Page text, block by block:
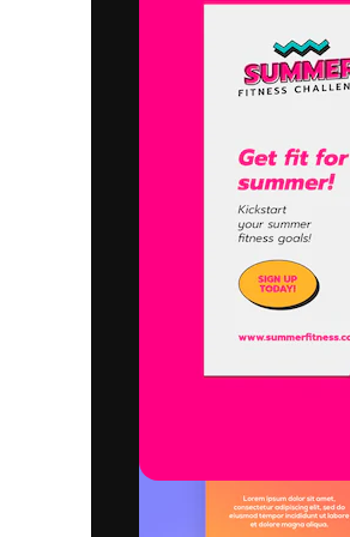
La
migliori lavori.
creativi,
Italiano
Copyright © 2010-